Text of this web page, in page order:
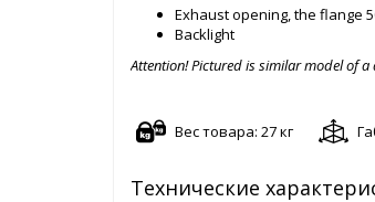
Exhaust opening, the flange
Backlight
Attention! Pictured is similar model of a
Вес товара: 27 кг
Технические